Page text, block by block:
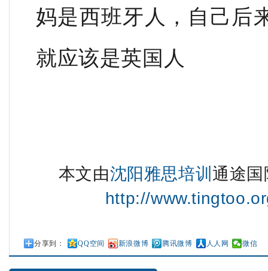
妈是西班牙人，自己后
就应该是英国人
本文由沈阳雅思培训 通途
http://
分享到： QQ空间 新浪微博 腾讯微博 人人网 微信